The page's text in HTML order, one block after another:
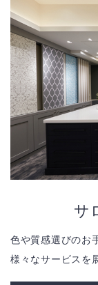
サ
色や質感選びのお
様々なサービスを